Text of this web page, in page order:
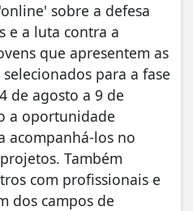
sobre a defesa
e a luta contra a
que apresentem as
para a fase
de agosto a 9 de
a oportunidade
acompanhá-los no
Também
com profissionais e
dos campos de